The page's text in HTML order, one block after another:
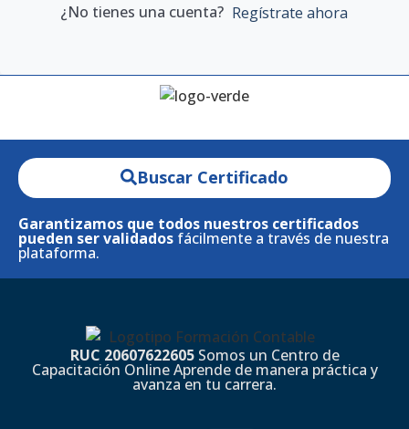
¿No tienes una cuenta? Regístrate ahora
Buscar Certificado
Garantizamos que todos nuestros certificados
pueden ser validados fácilmente a través de nuestra
plataforma.
RUC 20607622605 Somos un Centro de
Capacitación Online Aprende de manera práctica y
avanza en tu carrera.